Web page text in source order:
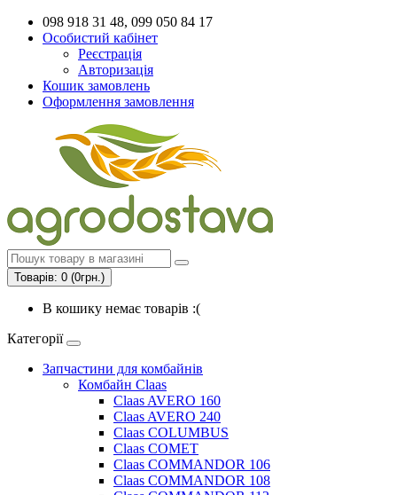
098 918 31 48, 099 050 84 17
Особистий кабінет
Реєстрація
Авторизація
Кошик замовлень
Оформлення замовлення
Товарів: 0 (0грн.)
В кошику немає товарів :(
Категорії
Запчастини для комбайнів
Комбайн Claas
Claas AVERO 160
Claas AVERO 240
Claas COLUMBUS
Claas COMET
Claas COMMANDOR 106
Claas COMMANDOR 108